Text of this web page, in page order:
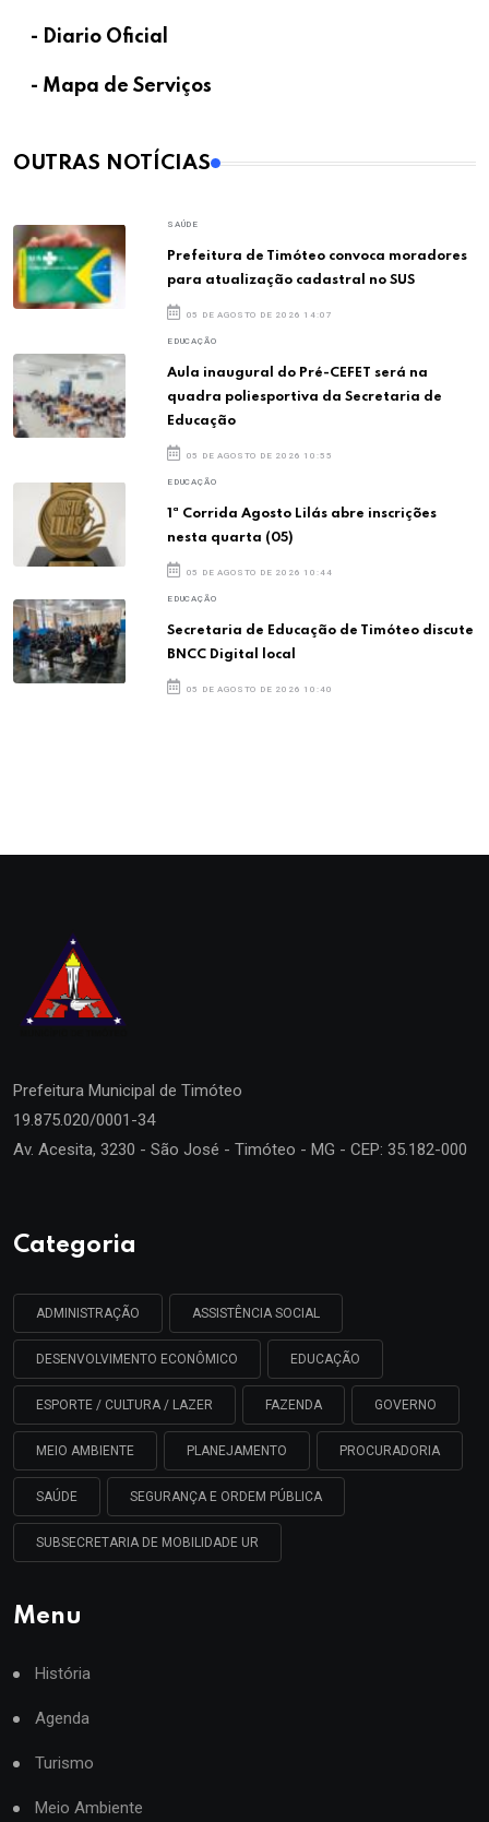
- Diario Oficial
- Mapa de Serviços
OUTRAS NOTÍCIAS
SAÚDE
Prefeitura de Timóteo convoca moradores
para atualização cadastral no SUS
05 DE AGOSTO DE 2026 14:07
EDUCAÇÃO
Aula inaugural do Pré-CEFET será na
quadra poliesportiva da Secretaria de
Educação
05 DE AGOSTO DE 2026 10:55
EDUCAÇÃO
1ª Corrida Agosto Lilás abre inscrições
nesta quarta (05)
05 DE AGOSTO DE 2026 10:44
EDUCAÇÃO
Secretaria de Educação de Timóteo discute
BNCC Digital local
05 DE AGOSTO DE 2026 10:40
Prefeitura Municipal de Timóteo
19.875.020/0001-34
Av. Acesita, 3230 - São José - Timóteo - MG - CEP: 35.182-000
Categoria
ADMINISTRAÇÃO ASSISTÊNCIA SOCIAL
DESENVOLVIMENTO ECONÔMICO EDUCAÇÃO
ESPORTE / CULTURA / LAZER FAZENDA GOVERNO
MEIO AMBIENTE PLANEJAMENTO PROCURADORIA
SAÚDE SEGURANÇA E ORDEM PÚBLICA
SUBSECRETARIA DE MOBILIDADE UR
Menu
História
Agenda
Turismo
Meio Ambiente